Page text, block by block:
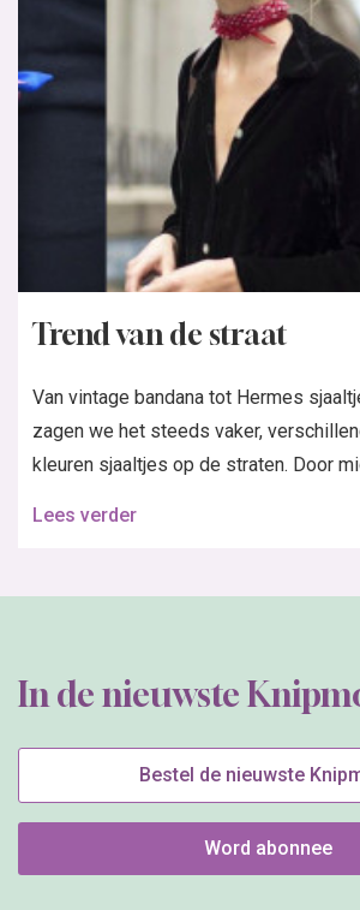
Trend van de straat
Van vintage bandana tot Hermes
zagen we het steeds vaker,
kleuren sjaaltjes op de straten. Door
Lees verder
In de nieuwste
Bestel de nieuwste
Word abonnee